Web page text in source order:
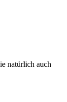
natürlich auch